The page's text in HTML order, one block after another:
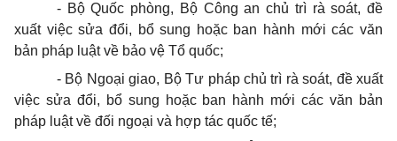
- Bộ Quốc phòng, Bộ Công an chủ trì rà soát, đề
xuất việc sửa đổi, bổ sung hoặc ban hành mới các văn
bản pháp luật về bảo vệ Tổ quốc;
- Bộ Ngoại giao, Bộ Tư pháp chủ trì rà soát, đề xuất
việc sửa đổi, bổ sung hoặc ban hành mới các văn bản
pháp luật về đối ngoại và hợp tác quốc tế;